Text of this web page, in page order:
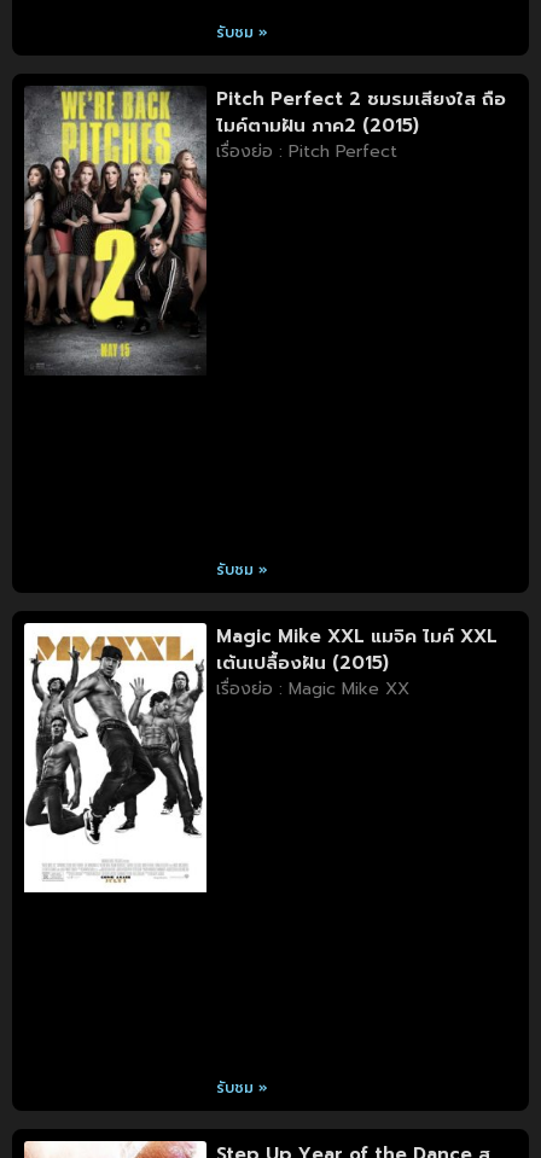
รับชม »
Pitch Perfect 2 ชมรมเสียงใส ถือ
ไมค์ตามฝัน ภาค2 (2015)
เรื่องย่อ : Pitch Perfect
รับชม »
Magic Mike XXL แมจิค ไมค์ XXL
เต้นเปลื้องฝัน (2015)
เรื่องย่อ : Magic Mike XX
รับชม »